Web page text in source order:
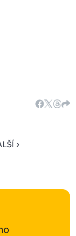
zvýšila,
EU se v rámci
některé
›